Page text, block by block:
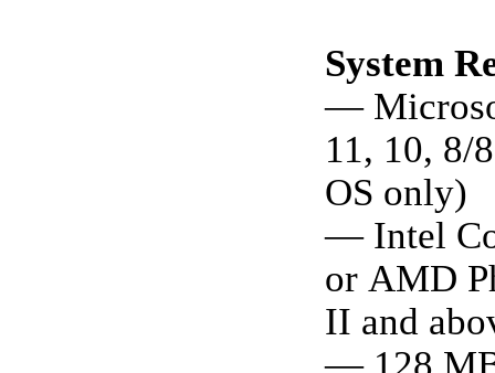
System
—
11, 10, 8/
OS only)
— Intel
or AMD
II and